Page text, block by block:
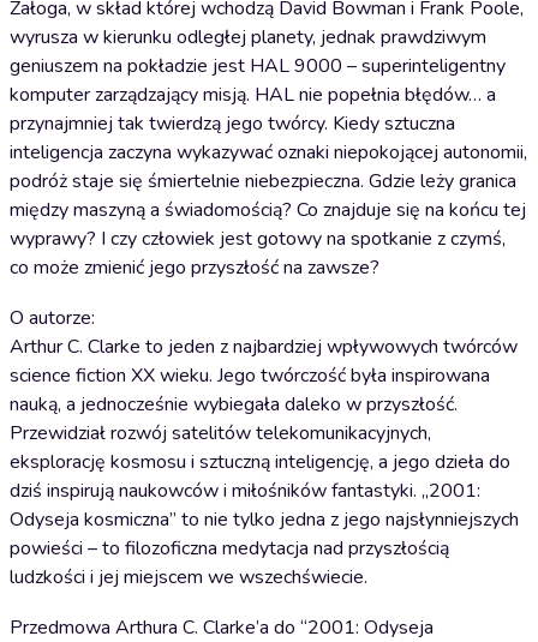
Załoga, w skład której wchodzą David Bowman i Frank Poole,
wyrusza w kierunku odległej planety, jednak prawdziwym
geniuszem na pokładzie jest HAL 9000 – superinteligentny
komputer zarządzający misją. HAL nie popełnia błędów… a
przynajmniej tak twierdzą jego twórcy. Kiedy sztuczna
inteligencja zaczyna wykazywać oznaki niepokojącej autonomii,
podróż staje się śmiertelnie niebezpieczna. Gdzie leży granica
między maszyną a świadomością? Co znajduje się na końcu tej
wyprawy? I czy człowiek jest gotowy na spotkanie z czymś,
co może zmienić jego przyszłość na zawsze?
O autorze:
Arthur C. Clarke to jeden z najbardziej wpływowych twórców
science fiction XX wieku. Jego twórczość była inspirowana
nauką, a jednocześnie wybiegała daleko w przyszłość.
Przewidział rozwój satelitów telekomunikacyjnych,
eksplorację kosmosu i sztuczną inteligencję, a jego dzieła do
dziś inspirują naukowców i miłośników fantastyki. „2001:
Odyseja kosmiczna” to nie tylko jedna z jego najsłynniejszych
powieści – to filozoficzna medytacja nad przyszłością
ludzkości i jej miejscem we wszechświecie.
Przedmowa Arthura C. Clarke’a do “2001: Odyseja